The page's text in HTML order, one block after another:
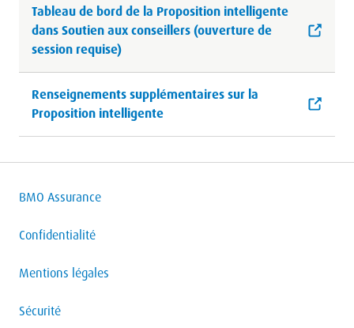
Tableau de bord de la Proposition intelligente
dans Soutien aux conseillers (ouverture de
session requise)
Renseignements supplémentaires sur la
Proposition intelligente
BMO Assurance
Confidentialité
Mentions légales
Sécurité